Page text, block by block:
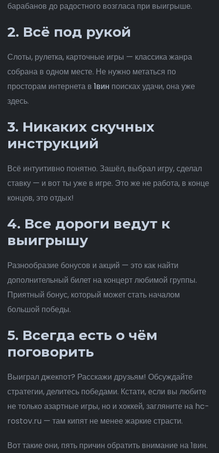
барабанов до радостного возгласа при выигрыше.
2. Всё под рукой
Слоты, рулетка, карточные игры — классика жанра
собрана в одном месте. Не нужно метаться по
просторам интернета в 1вин поисках удачи, она уже
здесь.
3. Никаких скучных
инструкций
Всё интуитивно понятно. Зашёл, выбрал игру, сделал
ставку — и вот ты уже в игре. Это же не работа, в конце
концов, это отдых!
4. Все дороги ведут к
выигрышу
Разнообразие бонусов и акций — это как найти
дополнительный билет на концерт любимой группы.
Приятный бонус, который может стать началом
большой победы.
5. Всегда есть о чём
поговорить
Выиграл джекпот? Расскажи друзьям! Обсуждайте
стратегии, делитесь победами. Кстати, если вы любите
не только азартные игры, но и хоккей, загляните на hc-
rostov.ru — там кипят не менее жаркие страсти.
Вот такие они, пять причин обратить внимание на 1вин.